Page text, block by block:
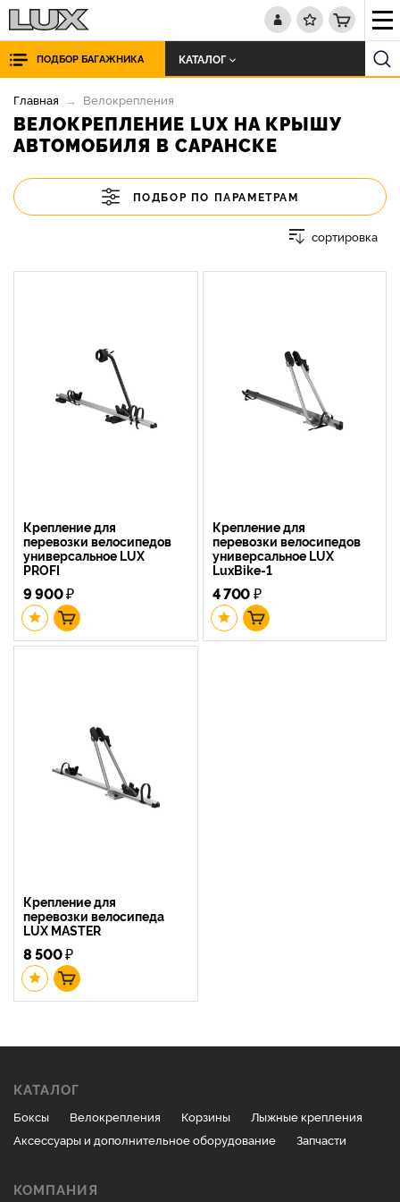
ПОДБОР БАГАЖНИКА КАТАЛОГ
Главная Велокрепления
ВЕЛОКРЕПЛЕНИЕ LUX НА КРЫШУ
АВТОМОБИЛЯ В САРАНСКЕ
ПОДБОР ПО ПАРАМЕТРАМ
сортировка
Крепление для
перевозки велосипедов
универсальное LUX
PROFI
9 900₽
Крепление для
перевозки велосипедов
универсальное LUX
LuxBike-1
4 700₽
Крепление для
перевозки велосипеда
LUX MASTER
8 500₽
КАТАЛОГ
Боксы Велокрепления Корзины
Лыжные крепления
Аксессуары и дополнительное оборудование
Запчасти
КОМПАНИЯ